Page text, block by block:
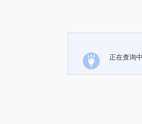
正在查询